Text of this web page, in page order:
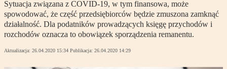
Sytuacja związana z COVID-19, w tym finansowa, może
spowodować, że część przedsiębiorców będzie zmuszona zamknąć
działalność. Dla podatników prowadzących księgę przychodów i
rozchodów oznacza to obowiązek sporządzenia remanentu.
Aktualizacja: 26.04.2020 15:34 Publikacja: 26.04.2020 14:29